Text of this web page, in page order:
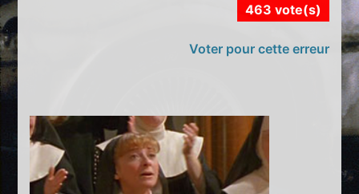
463 vote(s)
Voter pour cette erreur